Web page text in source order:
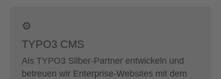
⚙️
TYPO3 CMS
Als TYPO3 Silber-Partner entwickeln und
betreuen wir Enterprise-Websites mit dem